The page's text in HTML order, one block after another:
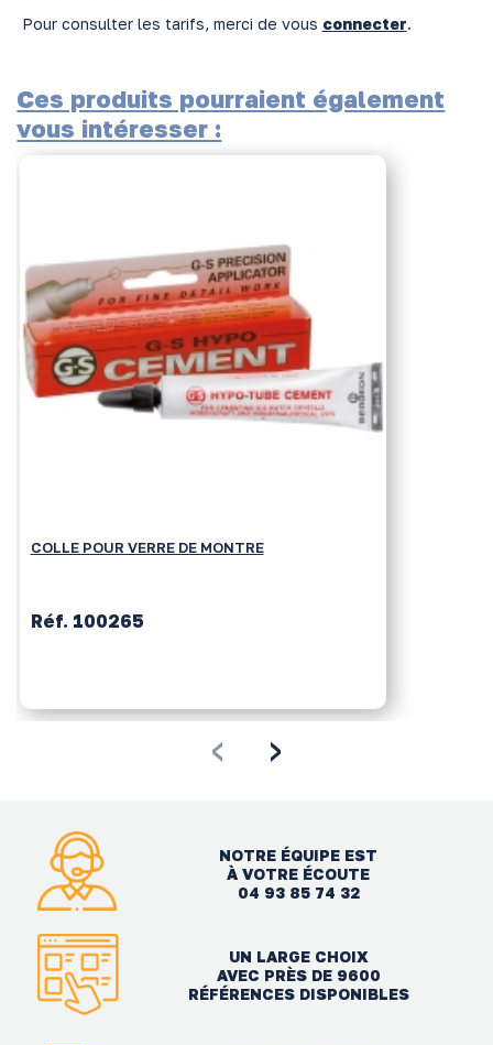
Pour consulter les tarifs, merci de vous connecter.
Ces produits pourraient également
vous intéresser :
COLLE POUR VERRE DE MONTRE
Réf. 100265
‹ ›
NOTRE ÉQUIPE EST
À VOTRE ÉCOUTE
04 93 85 74 32
UN LARGE CHOIX
AVEC PRÈS DE 9600
RÉFÉRENCES DISPONIBLES